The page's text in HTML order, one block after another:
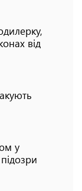
від
у